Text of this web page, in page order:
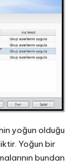
yoğun olduğu
Yoğun bir
bundan